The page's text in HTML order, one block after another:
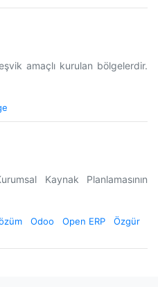
amaçlı kurulan bölgelerdir.
Kaynak Planlamasının
Odoo Open ERP
Özgür